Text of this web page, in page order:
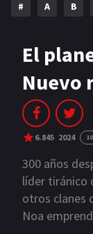
AÑOS
2023
2021
2019
2014
2002
2000
# A B
El
Nuevo
6.845 2024
300 años
líder tiránico
otros clanes
Noa